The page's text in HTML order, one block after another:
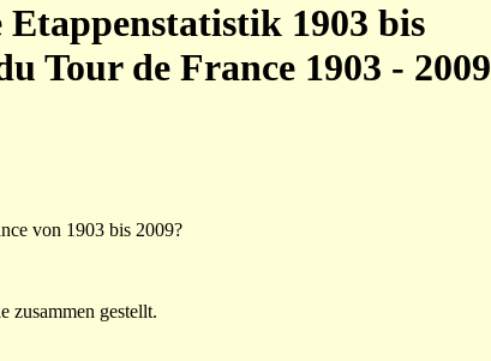
1903 bis
Tour de France 1903 - 2009
von 1903 bis 2009?
zusammen gestellt.